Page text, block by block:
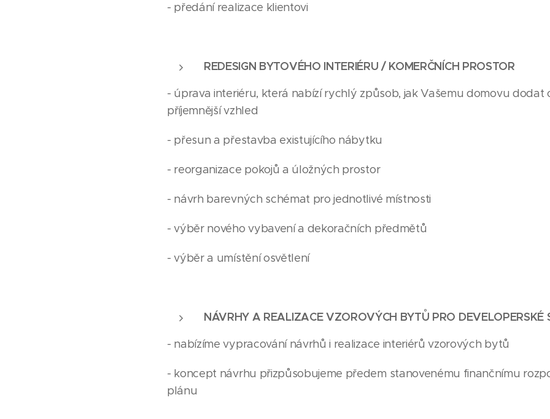
- předání realizace klientovi
REDESIGN BYTOVÉHO INTERIÉRU / KOMERČNÍCH PROSTOR
- úprava interiéru, která nabízí rychlý způsob, jak Vašemu domovu dodat
příjemnější vzhled
- přesun a přestavba existujícího nábytku
- reorganizace pokojů a úložných prostor
- návrh barevných schémat pro jednotlivé místnosti
- výběr nového vybavení a dekoračních předmětů
- výběr a umístění osvětlení
NÁVRHY A REALIZACE VZOROVÝCH BYTŮ PRO DEVELOPERSKÉ
- nabízíme vypracování návrhů i realizace interiérů vzorových bytů
- koncept návrhu přizpůsobujeme předem stanovenému finančnímu
plánu